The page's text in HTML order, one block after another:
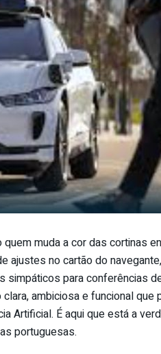
muda a cor das cortinas
ajustes no cartão do
simpáticos para conferências
ambiciosa e funcional que
Artificial. É aqui que está a
portuguesas.